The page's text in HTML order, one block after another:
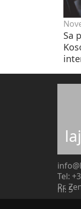
​Sa
Tel:
Rr.
nr. 5